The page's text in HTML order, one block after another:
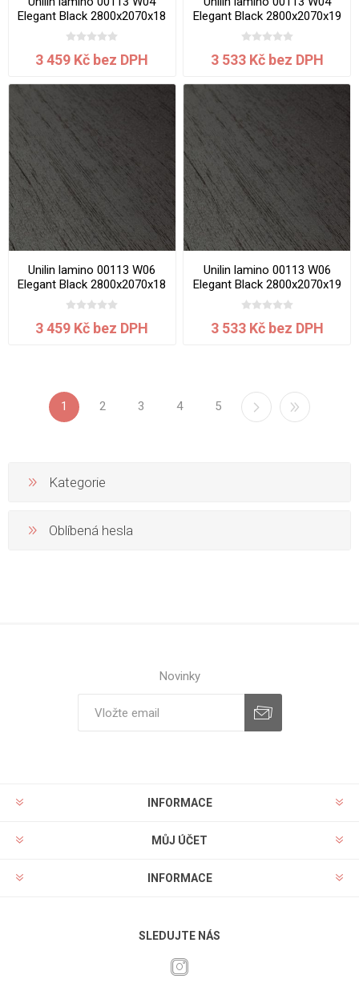
Elegant Black 2800x2070x18
mm
3 459 Kč bez DPH
Elegant Black 2800x2070x19
mm
3 533 Kč bez DPH
Unilin lamino 00113 W06
Elegant Black 2800x2070x18
mm
3 459 Kč bez DPH
Unilin lamino 00113 W06
Elegant Black 2800x2070x19
mm
3 533 Kč bez DPH
1 2 3 4 5
Kategorie
Oblíbená hesla
Novinky
INFORMACE
MŮJ ÚČET
INFORMACE
SLEDUJTE NÁS